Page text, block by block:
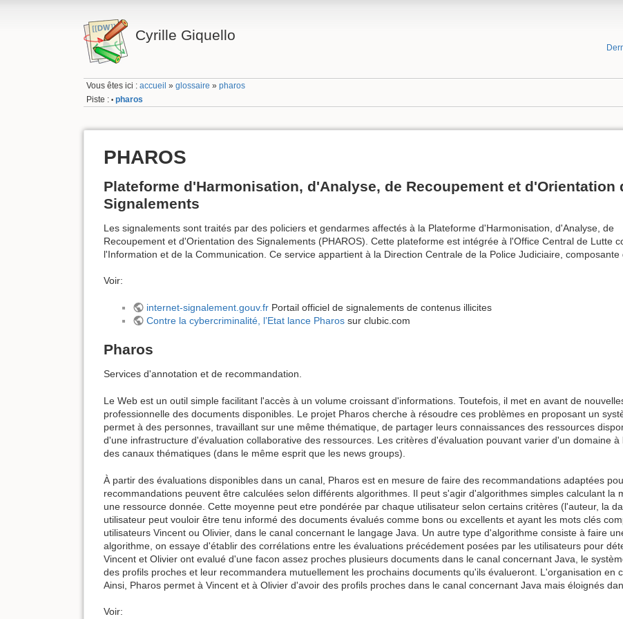
Cyrille Giquello
Vous êtes ici :accueil »glossaire »pharos
Piste : • pharos
PHAROS
Plateforme d'Harmonisation, d'Analyse, de Recoupement et d'Orientation
Signalements
Les signalements sont traités par des policiers et gendarmes affectés à la Plateforme d'Harmonisation, d'Analyse, de
Recoupement et d'Orientation des Signalements (PHAROS). Cette plateforme est intégrée à l'Office Central de Lutte
l'Information et de la Communication. Ce service appartient à la Direction Centrale de la Police Judiciaire, composante
Voir:
internet-signalement.gouv.frPortail officiel de signalements de contenus illicites
Contre la cybercriminalité, l’Etat lance Pharossur clubic.com
Pharos
Services d'annotation et de recommandation.
Le Web est un outil simple facilitant l'accès à un volume croissant d'informations. Toutefois, il met en avant de
professionnelle des documents disponibles. Le projet Pharos cherche à résoudre ces problèmes en proposant un
permet à des personnes, travaillant sur une même thématique, de partager leurs connaissances des ressources
d'une infrastructure d'évaluation collaborative des ressources. Les critères d'évaluation pouvant varier d'un domaine
des canaux thématiques (dans le même esprit que les news groups).
À partir des évaluations disponibles dans un canal, Pharos est en mesure de faire des recommandations adaptées
recommandations peuvent être calculées selon différents algorithmes. Il peut s'agir d'algorithmes simples calculant la
une ressource donnée. Cette moyenne peut etre pondérée par chaque utilisateur selon certains critères (l'auteur, la
utilisateur peut vouloir être tenu informé des documents évalués comme bons ou excellents et ayant les mots clés
utilisateurs Vincent ou Olivier, dans le canal concernant le langage Java. Un autre type d'algorithme consiste à faire
algorithme, on essaye d'établir des corrélations entre les évaluations précédement posées par les utilisateurs pour
Vincent et Olivier ont evalué d'une facon assez proches plusieurs documents dans le canal concernant Java, le
des profils proches et leur recommandera mutuellement les prochains documents qu'ils évalueront. L'organisation en
Ainsi, Pharos permet à Vincent et à Olivier d'avoir des profils proches dans le canal concernant Java mais éloignés
Voir: